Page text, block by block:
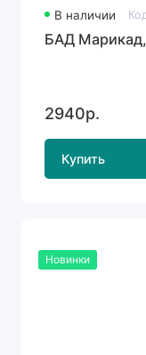
В наличии
БАД
2940р.
Купить
Новинки